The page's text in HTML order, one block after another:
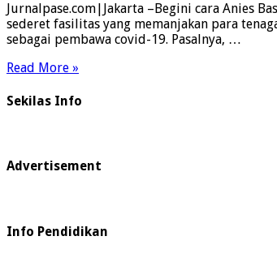
Jurnalpase.com|Jakarta –Begini cara Anies
sederet fasilitas yang memanjakan para
sebagai pembawa covid-19. Pasalnya, …
Read More »
Sekilas Info
Advertisement
Info Pendidikan